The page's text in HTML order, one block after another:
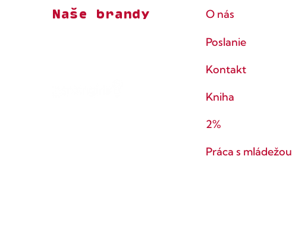
Naše brandy O nás
Poslanie
Kontakt
Kniha
2%
Práca s mládežou